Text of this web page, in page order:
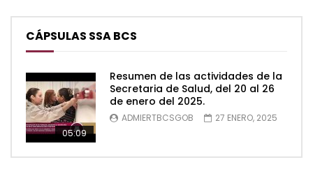
CÁPSULAS SSA BCS
05:09
Resumen de las actividades de la
Secretaria de Salud, del 20 al 26
de enero del 2025.
ADMIERTBCSGOB 27 ENERO, 2025